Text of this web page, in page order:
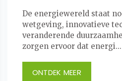
De energiewereld staat
wetgeving, innovatieve
veranderende
zorgen ervoor dat energi...
ONTDEK MEER